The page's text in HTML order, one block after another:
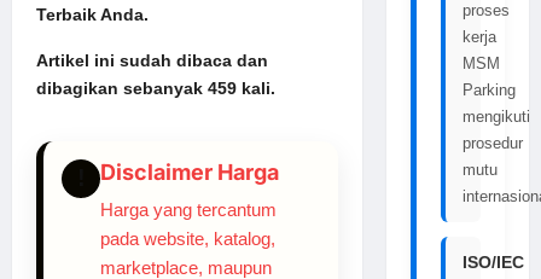
Terbaik Anda.
Artikel ini sudah dibaca dan
dibagikan sebanyak 459 kali.
Disclaimer Harga
Harga yang tercantum
pada website, katalog,
marketplace, maupun
proses
kerja
MSM
Parking
mengikuti
prosedur
mutu
ISO/IEC